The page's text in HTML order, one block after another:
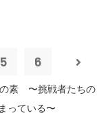
5 6